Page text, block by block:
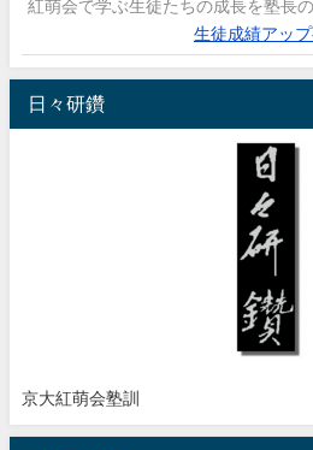
紅萌会で学ぶ生徒たちの成長を塾長
生徒成績アップ
日々研鑽
京大紅萌会塾訓